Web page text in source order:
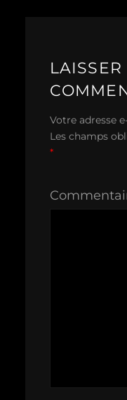
LAISSER
Votre adresse
Les champs
*